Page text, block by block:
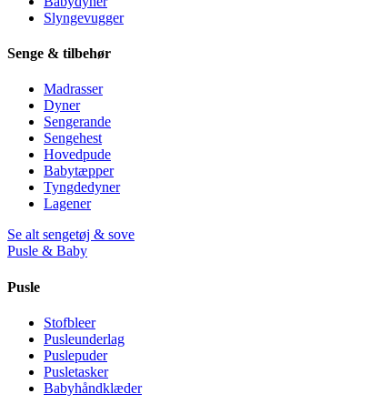
Slyngevugger
Senge & tilbehør
Madrasser
Dyner
Sengerande
Sengehest
Hovedpude
Babytæpper
Tyngdedyner
Lagener
Se alt sengetøj & sove
Pusle & Baby
Pusle
Stofbleer
Pusleunderlag
Puslepuder
Pusletasker
Babyhåndklæder